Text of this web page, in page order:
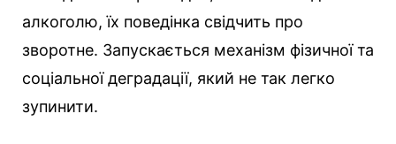
алкоголю, їх поведінка свідчить про
зворотне. Запускається механізм фізичної та
соціальної деградації, який не так легко
зупинити.